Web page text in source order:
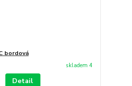
bordová
skladem 4
Detail